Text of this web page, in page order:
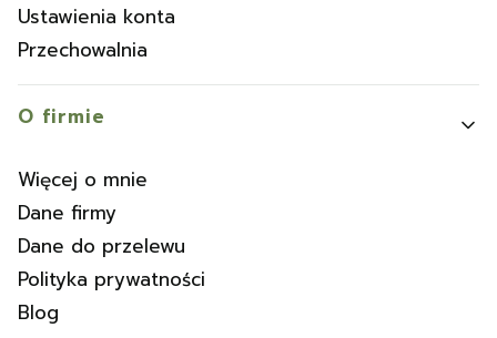
Ustawienia konta
Przechowalnia
O firmie
Więcej o mnie
Dane firmy
Dane do przelewu
Polityka prywatności
Blog